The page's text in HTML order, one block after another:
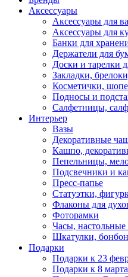
Аксессуары
Аксессуары для
Аксессуары для
Банки для
Держатели для
Доски и тарелки
Закладки,
Косметички,
Подносы и
Салфетницы,
Интерьер
Вазы
Декоративные
Кашпо,
Пепельницы,
Подсвечники и
Пресс-папье
Статуэтки,
Флаконы для
Фоторамки
Часы,
Шкатулки,
Подарки
Подарки к 23
Подарки к 8 марта